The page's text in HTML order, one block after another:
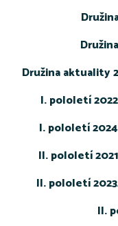
Družina aktuality
I. pololetí
I. pololetí
II. pololetí
II. pololetí
II.